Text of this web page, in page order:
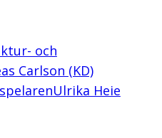
och
Carlson (KD)
Ulrika Heie